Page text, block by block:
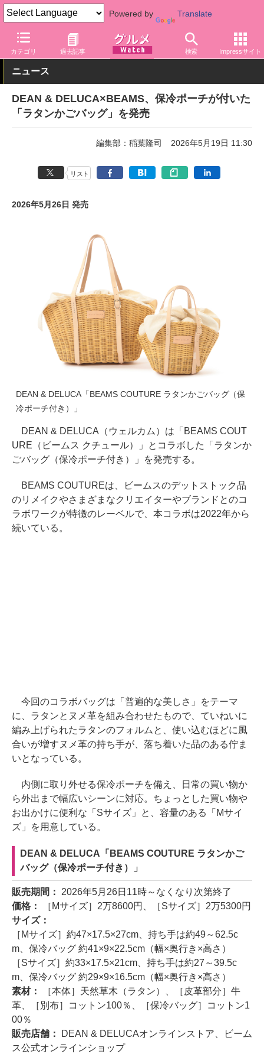
Powered by Translate
カテゴリ 過去記事 検索 Impressサイト
グルメ Watch 店舗 バラエティ ディーンアンドデルーカ
ニュース
DEAN & DELUCA×BEAMS、保冷ポーチが付いた
「ラタンかごバッグ」を発売
編集部：稲葉隆司 2026年5月19日 11:30
リスト
2026年5月26日 発売
DEAN & DELUCA「BEAMS COUTURE ラタンかごバッグ（保
冷ポーチ付き）」
DEAN & DELUCA（ウェルカム）は「BEAMS COUT
URE（ビームス クチュール）」とコラボした「ラタンか
ごバッグ（保冷ポーチ付き）」を発売する。
BEAMS COUTUREは、ビームスのデットストック品
のリメイクやさまざまなクリエイターやブランドとのコ
ラボワークが特徴のレーベルで、本コラボは2022年から
続いている。
今回のコラボバッグは「普遍的な美しさ」をテーマ
に、ラタンとヌメ革を組み合わせたもので、ていねいに
編み上げられたラタンのフォルムと、使い込むほどに風
合いが増すヌメ革の持ち手が、落ち着いた品のある佇ま
いとなっている。
内側に取り外せる保冷ポーチを備え、日常の買い物か
ら外出まで幅広いシーンに対応。ちょっとした買い物や
お出かけに便利な「Sサイズ」と、容量のある「Mサイ
ズ」を用意している。
DEAN & DELUCA「BEAMS COUTURE ラタンかご
バッグ（保冷ポーチ付き）」
販売期間： 2026年5月26日11時～なくなり次第終了
価格：
［Mサイズ］2万8600円、［Sサイズ］2万5300円
サイズ：
［Mサイズ］約47×17.5×27cm、持ち手は約49～62.5c
m、保冷バッグ 約41×9×22.5cm（幅×奥行き×高さ）
［Sサイズ］約33×17.5×21cm、持ち手は約27～39.5c
m、保冷バッグ 約29×9×16.5cm（幅×奥行き×高さ）
素材：
［本体］天然草木（ラタン）、［皮革部分］牛
革、［別布］コットン100％、［保冷バッグ］コットン1
00％
販売店舗：
DEAN & DELUCAオンラインストア、ビーム
ス公式オンラインショップ